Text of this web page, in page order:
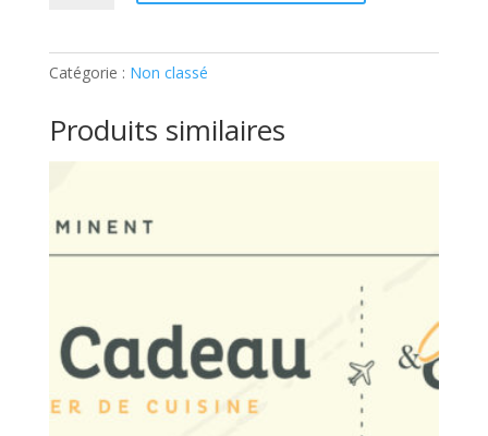
enfant
Potter:
Participant
Catégorie : Non classé
Produits similaires